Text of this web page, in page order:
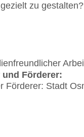
zu gestalten?
und Förderer: